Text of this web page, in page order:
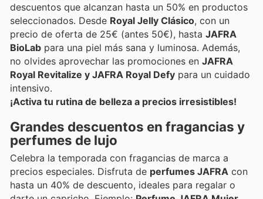
descuentos que alcanzan hasta un 50% en productos
seleccionados. Desde Royal Jelly Clásico, con un
precio de oferta de 25€ (antes 50€), hasta JAFRA
BioLab para una piel más sana y luminosa. Además,
no olvides aprovechar las promociones en JAFRA
Royal Revitalize y JAFRA Royal Defy para un cuidado
intensivo.
¡Activa tu rutina de belleza a precios irresistibles!
Grandes descuentos en fragancias y
perfumes de lujo
Celebra la temporada con fragancias de marca a
precios especiales. Disfruta de perfumes JAFRA con
hasta un 40% de descuento, ideales para regalar o